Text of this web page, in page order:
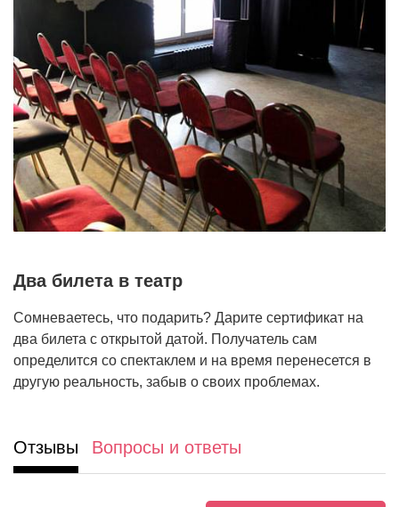
Два билета в театр
Сомневаетесь, что подарить? Дарите сертификат на
два билета с открытой датой. Получатель сам
определится со спектаклем и на время перенесется в
другую реальность, забыв о своих проблемах.
Отзывы Вопросы и ответы